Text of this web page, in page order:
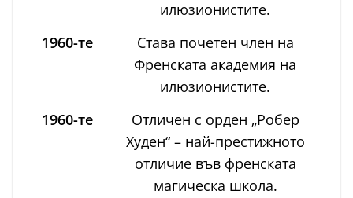
илюзионистите.
1960-те
Става почетен член на
Френската академия на
илюзионистите.
1960-те
Отличен с орден „Робер
Худен“ – най-престижното
отличие във френската
магическа школа.